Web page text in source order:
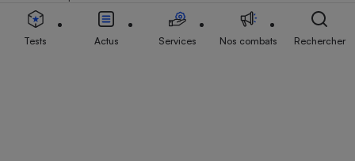
Tests Actus Services Nos combats Rechercher